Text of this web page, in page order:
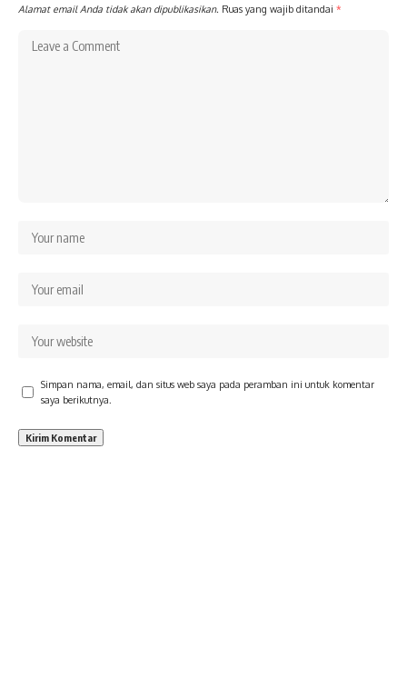
Alamat email Anda tidak akan dipublikasikan. Ruas yang wajib ditandai *
Simpan nama, email, dan situs web saya pada peramban ini untuk komentar
saya berikutnya.